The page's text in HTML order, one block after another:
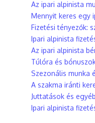
Az ipari alpinista
Mennyit keres egy
Fizetési tényezők:
Ipari alpinista
Az ipari alpinista
Túlóra és
Szezonális munka
A szakma iránti
Juttatások és
Ipari alpinista